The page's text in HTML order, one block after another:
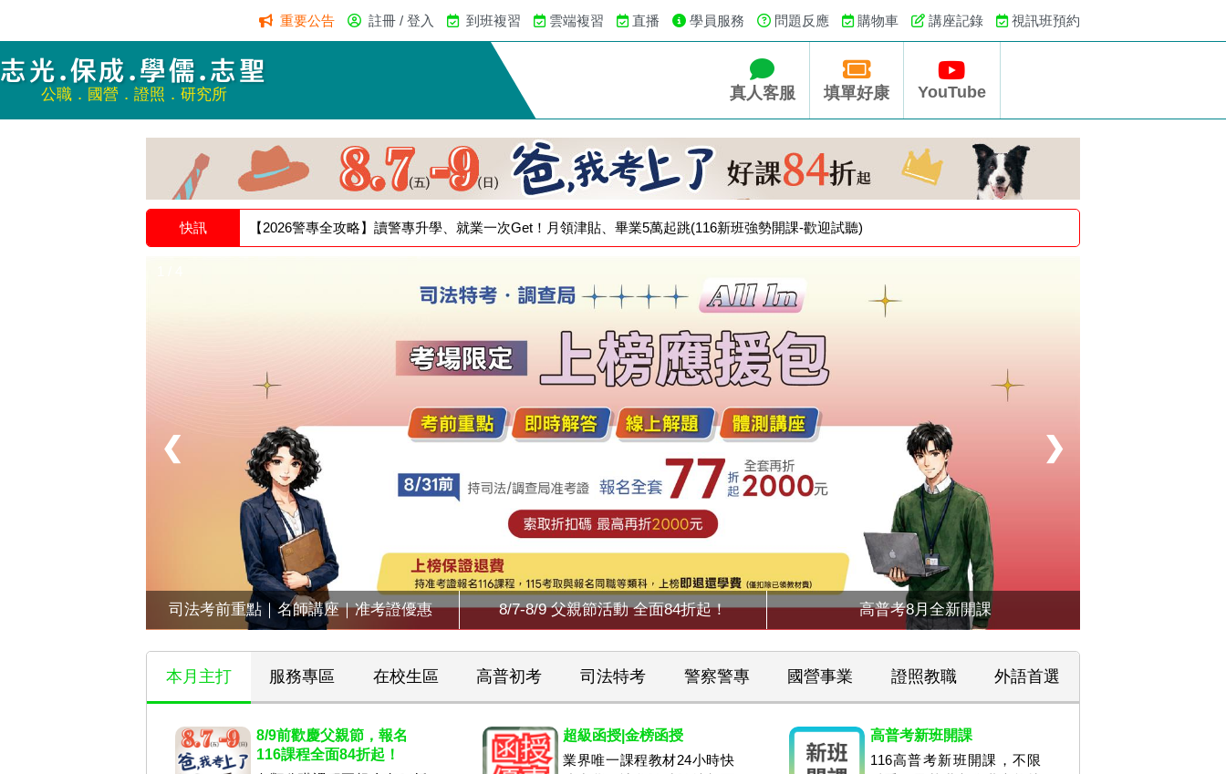
重要公告 註冊 / 登入 到班複習 雲端複習 直播 學員服務 問題反應 購物車 講座記錄 視訊班預約
志光.保成.學儒.志聖
公職．國營．證照．研究所 真人客服 填單好康 YouTube
快訊 【2026警專全攻略】讀警專升學、就業一次Get！月領津貼、畢業5萬起跳(116新班強勢開課-歡迎試聽)
❮ ❯
司法考前重點｜名師講座｜准考證優惠 8/7-8/9 父親節活動 全面84折起！ 高普考8月全新開課
本月主打 服務專區 在校生區 高普初考 司法特考 警察警專 國營事業 證照教職 外語首選
8/9前歡慶父親節，報名
116課程全面84折起！
超級函授|金榜函授
業界唯一課程教材24小時快
高普考新班開課
116高普考新班開課，不限